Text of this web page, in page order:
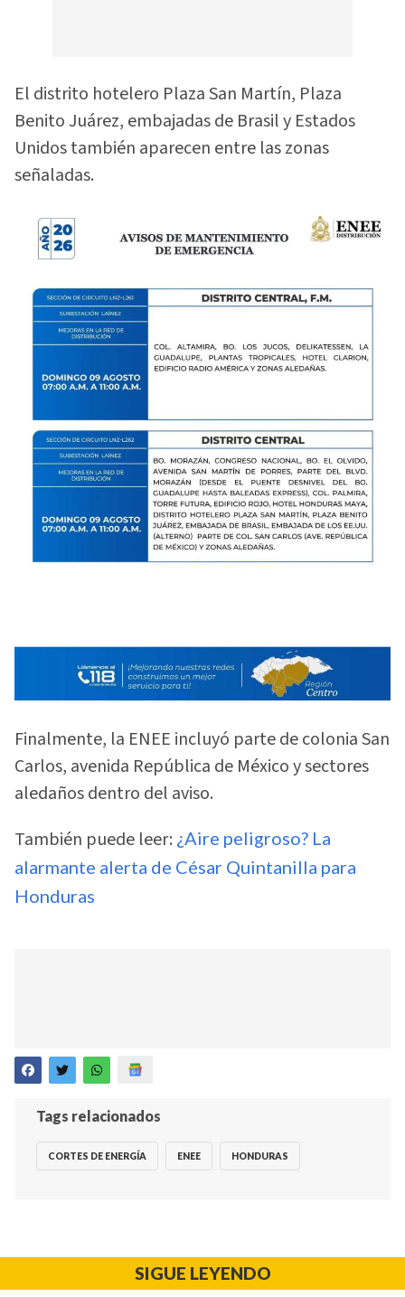
El distrito hotelero Plaza San Martín, Plaza
Benito Juárez, embajadas de Brasil y Estados
Unidos también aparecen entre las zonas
señaladas.
Finalmente, la ENEE incluyó parte de colonia San
Carlos, avenida República de México y sectores
aledaños dentro del aviso.
También puede leer: ¿Aire peligroso? La
alarmante alerta de César Quintanilla para
Honduras
Tags relacionados
CORTES DE ENERGÍA ENEE HONDURAS
SIGUE LEYENDO